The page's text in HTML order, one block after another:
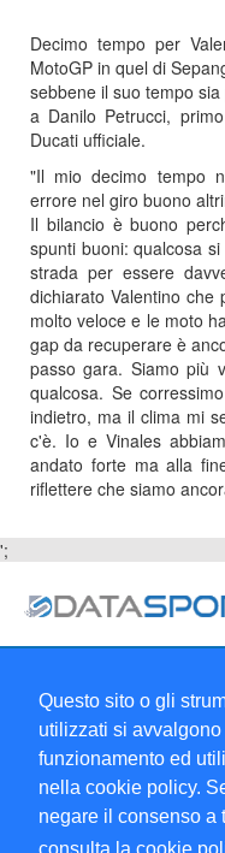
Questo sito o gli
utilizzati si
funzionamento ed
nella cookie policy.
negare il consenso a
Decimo tempo per
MotoGP in quel di
sebbene il suo tempo
a Danilo Petrucci,
Ducati ufficiale.
"Il mio decimo tempo
errore nel giro buono
Il bilancio è buono
spunti buoni: qualcosa
strada per essere
dichiarato Valentino
molto veloce e le moto
gap da recuperare è
passo gara. Siamo più
qualcosa. Se
indietro, ma il clima mi
c'è. Io e Vinales
andato forte ma alla
riflettere che siamo
';
Collabora con noi
Copyright 1995-2026 ©
Italia - P. IVA
Informazioni e richieste di